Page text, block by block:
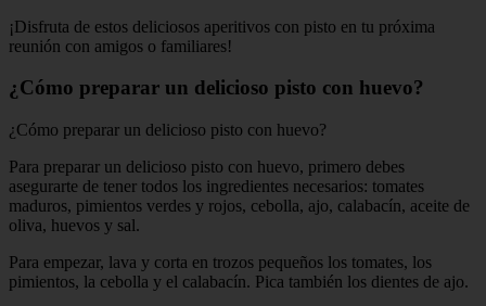
¡Disfruta de estos deliciosos aperitivos con pisto en tu próxima
reunión con amigos o familiares!
¿Cómo preparar un delicioso pisto con huevo?
¿Cómo preparar un delicioso pisto con huevo?
Para preparar un delicioso pisto con huevo, primero debes
asegurarte de tener todos los ingredientes necesarios: tomates
maduros, pimientos verdes y rojos, cebolla, ajo, calabacín, aceite de
oliva, huevos y sal.
Para empezar, lava y corta en trozos pequeños los tomates, los
pimientos, la cebolla y el calabacín. Pica también los dientes de ajo.